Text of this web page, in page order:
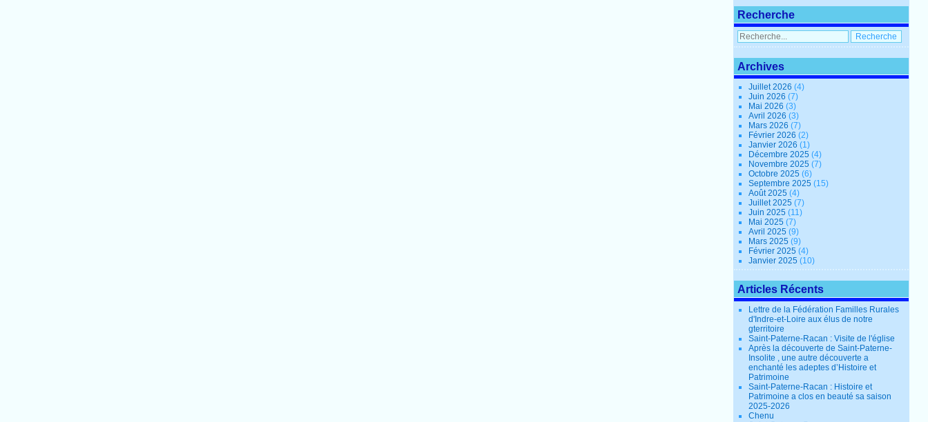
Recherche
Archives
Juillet 2026(4)
Juin 2026(7)
Mai 2026(3)
Avril 2026(3)
Mars 2026(7)
Février 2026(2)
Janvier 2026(1)
Décembre 2025(4)
Novembre 2025(7)
Octobre 2025(6)
Septembre 2025(15)
Août 2025(4)
Juillet 2025(7)
Juin 2025(11)
Mai 2025(7)
Avril 2025(9)
Mars 2025(9)
Février 2025(4)
Janvier 2025(10)
Articles Récents
Lettre de la Fédération Familles Rurales
d'Indre-et-Loire aux élus de notre
gterritoire
Saint-Paterne-Racan : Visite de l'église
Après la découverte de Saint-Paterne-
Insolite , une autre découverte a
enchanté les adeptes d’Histoire et
Patrimoine
Saint-Paterne-Racan : Histoire et
Patrimoine a clos en beauté sa saison
2025-2026
Chenu